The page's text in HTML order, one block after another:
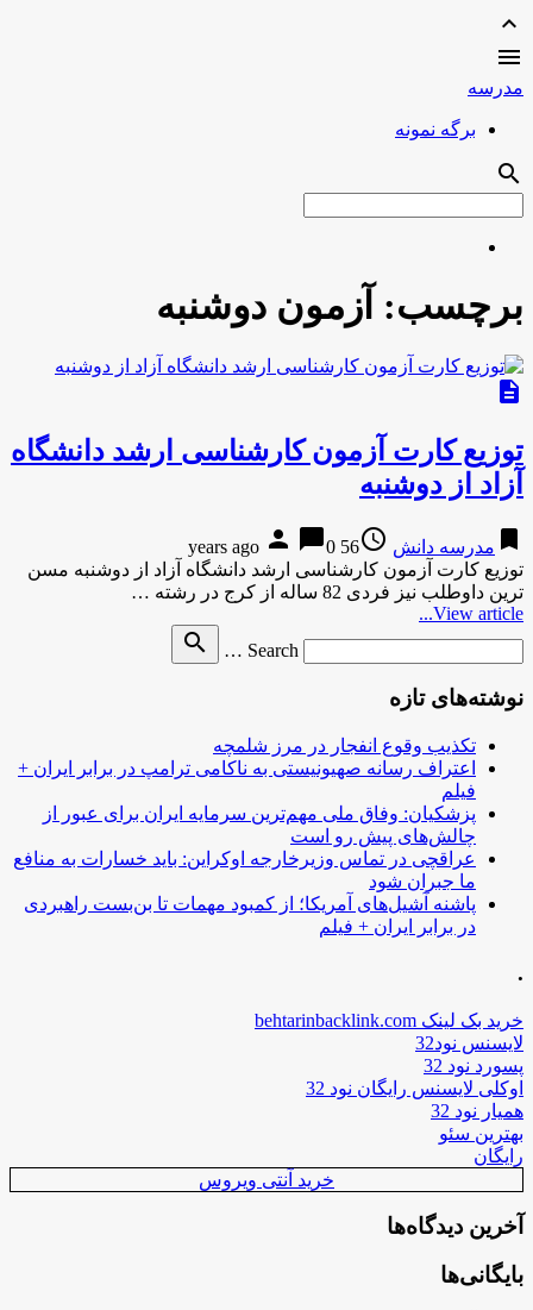
expand_less

مدرسه
برگه نمونه
search
برچسب: آزمون دوشنبه
description
توزیع کارت آزمون کارشناسی ارشد دانشگاه
آزاد از دوشنبه
bookmark مدرسه دانش access_time
56 years ago
person chat_bubble0
توزیع کارت آزمون کارشناسی ارشد دانشگاه آزاد از دوشنبه مسن
ترین داوطلب نیز فردی 82 ساله از کرج در رشته …
View article...
Search …
search
نوشته‌های تازه
تکذیب وقوع انفجار در مرز شلمچه
اعتراف رسانه صهیونیستی به ناکامی ترامپ در برابر ایران +
فیلم
پزشکیان: وفاق ملی مهم‌ترین سرمایه ایران برای عبور از
چالش‌های پیش رو است
عراقچی در تماس وزیرخارجه اوکراین: باید خسارات به منافع
ما جبران شود
پاشنه آشیل‌های آمریکا؛ از کمبود مهمات تا بن‌بست راهبردی
در برابر ایران + فیلم
.
خرید بک لینک behtarinbacklink.com
لایسنس نود32
پسورد نود 32
اوکلی لایسنس رایگان نود 32
همیار نود 32
بهترین سئو
رایگان
خرید آنتی ویروس
آخرین دیدگاه‌ها
بایگانی‌ها